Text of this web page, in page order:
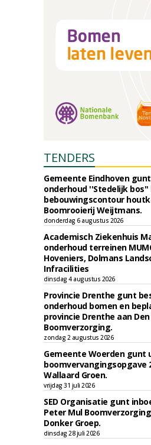
TENDERS
Gemeente Eindhoven
onderhoud ''Stedelijk bos''
bebouwingscontour
Boomrooierij Weijtmans.
donderdag 6 augustus 2026
Academisch Ziekenhuis
onderhoud terreinen
Hoveniers, Dolmans
Infracilities
dinsdag 4 augustus 2026
Provincie Drenthe gunt
onderhoud bomen en
provincie Drenthe aan Den
Boomverzorging.
zondag 2 augustus 2026
Gemeente Woerden gunt
boomvervangingsopgave
Wallaard Groen.
vrijdag 31 juli 2026
SED Organisatie gunt
Peter Mul
Donker Groep.
dinsdag 28 juli 2026